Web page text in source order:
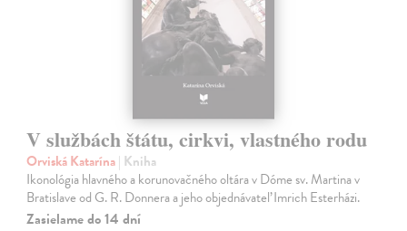
V službách štátu, cirkvi, vlastného rodu
Orviská Katarína| Kniha
Ikonológia hlavného a korunovačného oltára v Dóme sv. Martina v
Bratislave od G. R. Donnera a jeho objednávateľ Imrich Esterházi.
Zasielame do 14 dní